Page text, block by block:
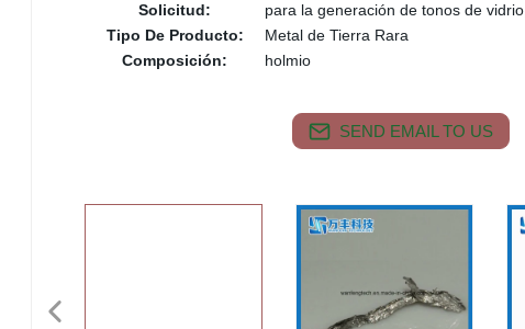
Solicitud:
para la generación de tonos de vidrio,
Tipo De Producto:
Metal de Tierra Rara
Composición:
holmio
SEND EMAIL TO US